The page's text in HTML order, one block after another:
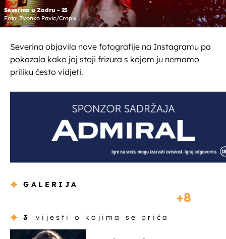
Severina u Zadru - 25
Foto: Zvonko Pavic/Cropix
Severina objavila nove fotografije na Instagramu pa
pokazala kako joj stoji frizura s kojom ju nemamo
priliku često vidjeti.
GALERIJA
8
3 vijesti o kojima se priča